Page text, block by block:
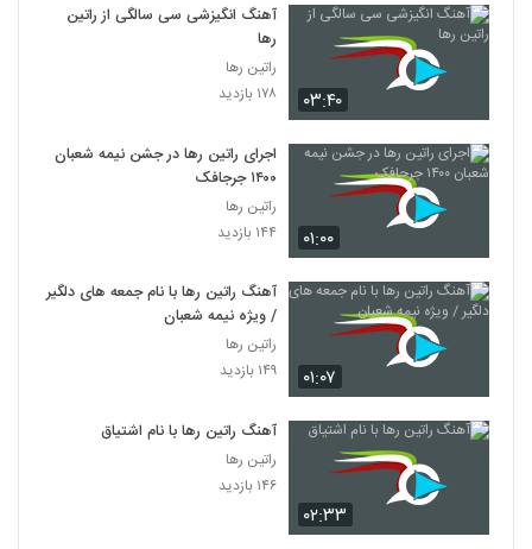
۰۳:۴۰
آهنگ انگیزشی سی سالگی از راتین
رها
راتین رها
۱۷۸ بازدید
۰۱:۰۰
اجرای راتین رها در جشن نیمه شعبان
۱۴۰۰ جرجافک
راتین رها
۱۴۴ بازدید
۰۱:۰۷
آهنگ راتین رها با نام جمعه های دلگیر
/ ویژه نیمه شعبان
راتین رها
۱۴۹ بازدید
۰۲:۳۳
آهنگ راتین رها با نام اشتیاق
راتین رها
۱۴۶ بازدید